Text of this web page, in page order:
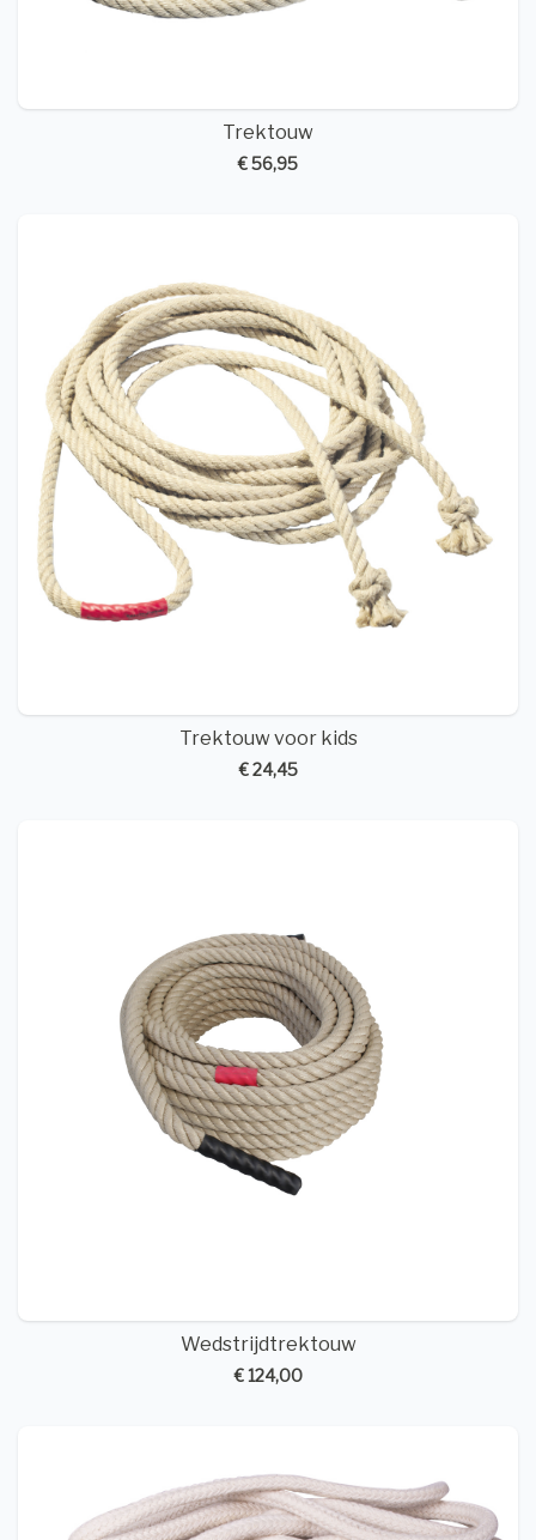
Trektouw
€ 56,95
Trektouw voor kids
€ 24,45
Wedstrijdtrektouw
€ 124,00